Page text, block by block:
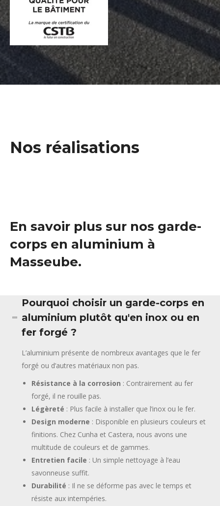
Nos réalisations
En savoir plus sur nos garde-
corps en aluminium à
Masseube.
Pourquoi choisir un garde-corps en
aluminium plutôt qu'en inox ou en
fer forgé ?
L’aluminium présente de nombreux avantages que le fer
forgé ou d’autres matériaux non pas.
Résistance à la corrosion : Contrairement au fer
forgé, il ne rouille pas.
Légèreté : Plus facile à installer que l’inox ou le fer.
Design moderne : Disponible en plusieurs couleurs et
finitions. Chez Cunha et Castera, nous avons une
multitude de couleurs et de gammes.
Entretien facile : Un simple nettoyage à l’eau
savonneuse suffit.
Durabilité : Il ne se déforme pas avec le temps et
résiste aux intempéries.